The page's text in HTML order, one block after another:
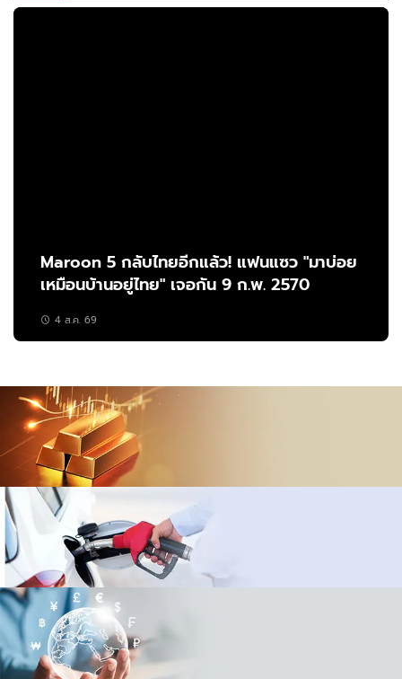
Maroon 5 กลับไทยอีกแล้ว! แฟนแซว "มาบ่อย
เหมือนบ้านอยู่ไทย" เจอกัน 9 ก.พ. 2570
4 ส.ค. 69
ราคาทอง
เปรียบเทียบ
ราคาน้ำมัน